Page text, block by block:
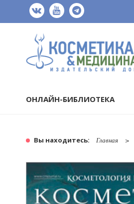
ОНЛАЙН-БИБЛИОТЕКА
Вы находитесь: Главная